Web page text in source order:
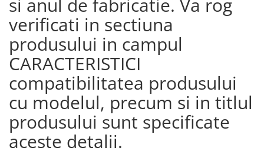
si anul de fabricatie. Va rog
verificati in sectiuna
produsului in campul
CARACTERISTICI
compatibilitatea produsului
cu modelul, precum si in titlul
produsului sunt specificate
aceste detalii.